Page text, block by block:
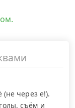
(не через е!).
съём и